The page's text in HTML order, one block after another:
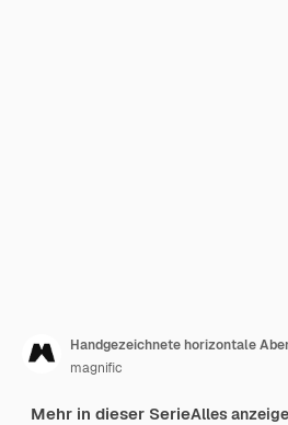
Handgezeichnete horizontale
magnific
Mehr in dieser SerieAlles